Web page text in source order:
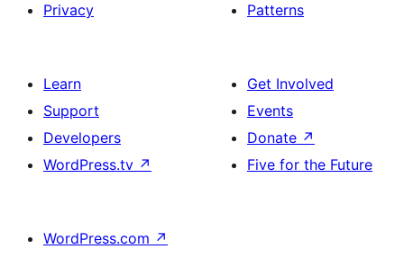
Privacy
Patterns
Learn
Support
Developers
WordPress.tv ↗
Get Involved
Events
Donate ↗
Five for the Future
WordPress.com ↗